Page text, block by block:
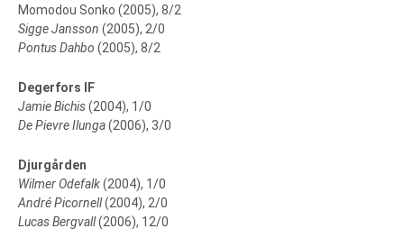
Momodou Sonko (2005), 8/2
Sigge Jansson (2005), 2/0
Pontus Dahbo (2005), 8/2
Degerfors IF
Jamie Bichis(2004), 1/0
De Pievre Ilunga(2006), 3/0
Djurgården
Wilmer Odefalk(2004), 1/0
André Picornell(2004), 2/0
Lucas Bergvall(2006), 12/0